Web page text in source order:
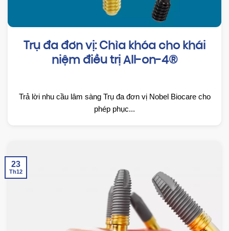
Trụ đa đơn vị: Chìa khóa cho khái
niệm điều trị All-on-4®
Trả lời nhu cầu lâm sàng Trụ đa đơn vị Nobel Biocare cho
phép phục...
23
Th12